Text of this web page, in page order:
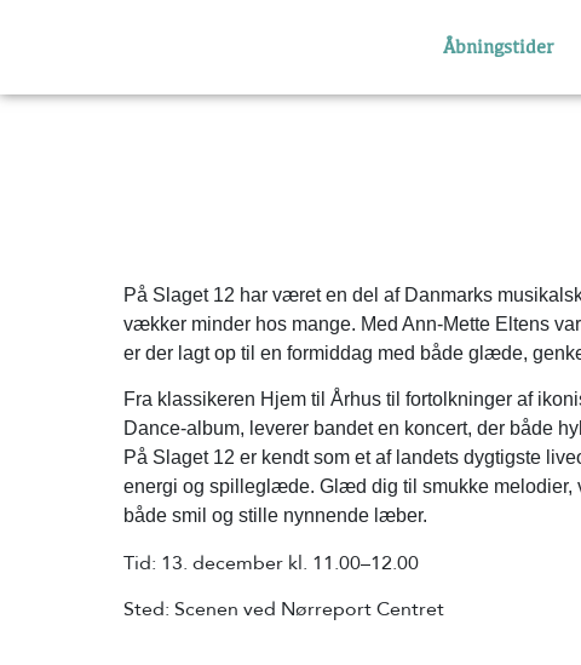
Åbningstider
På Slaget 12 har været en del af Danmarks
vækker minder hos mange. Med Ann-Mette Eltens
er der lagt op til en formiddag med både glæde,
Fra klassikeren Hjem til Århus til fortolkninger af
Dance-album, leverer bandet en koncert, der både
På Slaget 12 er kendt som et af landets dygtigste
energi og spilleglæde. Glæd dig til smukke melodier,
både smil og stille nynnende læber.
Tid: 13. december kl. 11.00–12.00
Sted: Scenen ved Nørreport Centret